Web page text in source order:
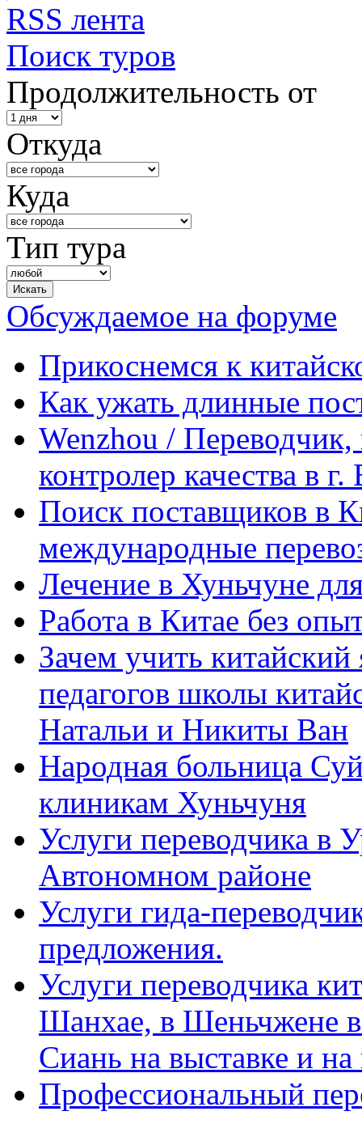
RSS лента
Поиск туров
Продолжительность от
Откуда
Куда
Тип тура
Обсуждаемое на форуме
Прикоснемся к
Как ужать длинные
Wenzhou / Переводчик,
контролер качества в
Поиск поставщиков в
международные
Лечение в Хуньчуне
Работа в Китае без
Зачем учить
педагогов школы
Натальи и Никиты Ван
Народная больница
клиникам Хуньчуня
Услуги переводчика в
Автономном районе
Услуги гида-
предложения.
Услуги переводчика
Шанхае, в Шеньчжене
Сиань на выставке и
Профессиональный